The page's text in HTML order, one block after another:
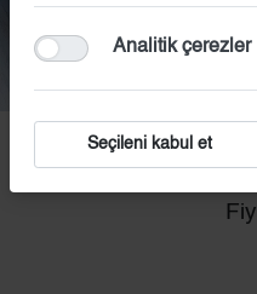
Analitik çerezler
Seçileni kabul et